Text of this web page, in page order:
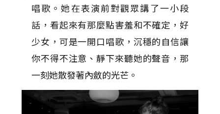
唱歌。她在表演前對觀眾講了一小段
話，看起來有那麼點害羞和不確定，好
少女，可是一開口唱歌，沉穩的自信讓
你不得不注意、靜下來聽她的聲音，那
一刻她散發著內斂的光芒。